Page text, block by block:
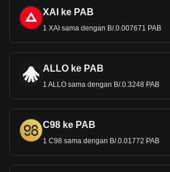
XAI ke PAB
1 XAI sama dengan B/.0.007671 PAB
ALLO ke PAB
1 ALLO sama dengan B/.0.3248 PAB
C98 ke PAB
1 C98 sama dengan B/.0.01772 PAB